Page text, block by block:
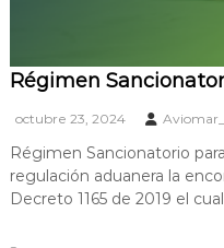
Régimen
octubre 23, 2024
Régimen Sancionatorio
regulación aduanera la
Decreto 1165 de 2019 el